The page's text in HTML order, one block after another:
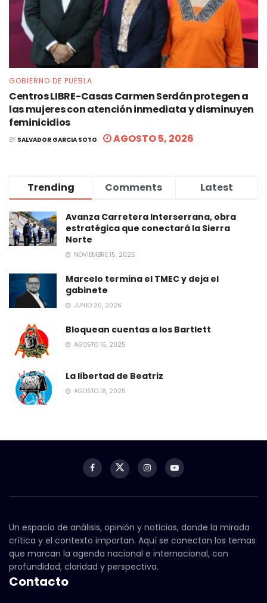
GOBIERNO DE PUEBLA
Centros LIBRE-Casas Carmen Serdán protegen a
las mujeres con atención inmediata y disminuyen
feminicidios
BY SALVADOR GARCIA SOTO AGOSTO 5, 2026
Trending Comments Latest
Avanza Carretera Interserrana, obra
estratégica que conectará la Sierra
Norte
NOVIEMBRE 15, 2025
Marcelo termina el TMEC y deja el
gabinete
JUNIO 20, 2026
Bloquean cuentas a los Bartlett
AGOSTO 16, 2025
La libertad de Beatriz
AGOSTO 18, 2025
Un espacio de análisis, opinión y noticias, donde la mirada
crítica y el contexto importan. Aquí se conectan los temas
que marcan la agenda nacional e internacional, con
profundidad, claridad y perspectiva.
Contacto